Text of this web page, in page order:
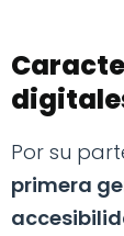
Por su
primera